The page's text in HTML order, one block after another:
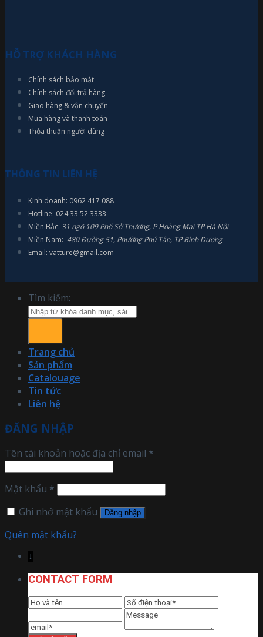
HỖ TRỢ KHÁCH HÀNG
Chính sách bảo mật
Chính sách đổi trả hàng
Giao hàng & vận chuyển
Mua hàng và thanh toán
Thỏa thuận người dùng
THÔNG TIN LIÊN HỆ
Kinh doanh: 0962 417 088
Hotline: 024 33 52 3333
Miền Bắc: 31 ngõ 109 Phố Sở Thượng, P Hoàng Mai TP Hà Nội
Miền Nam: 480 Đường 51, Phường Phú Tân, TP Bình Dương
Email: vatture@gmail.com
Tìm kiếm:
Trang chủ
Sản phẩm
Catalouage
Tin tức
Liên hệ
ĐĂNG NHẬP
Tên tài khoản hoặc địa chỉ email *
Mật khẩu *
Ghi nhớ mật khẩu
Đăng nhập
Quên mật khẩu?
↓
CONTACT FORM